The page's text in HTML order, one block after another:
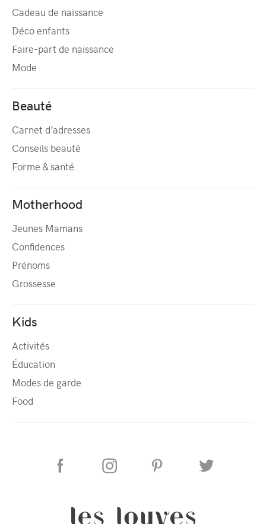
Cadeau de naissance
Déco enfants
Faire-part de naissance
Mode
Beauté
Carnet d’adresses
Conseils beauté
Forme & santé
Motherhood
Jeunes Mamans
Confidences
Prénoms
Grossesse
Kids
Activités
Éducation
Modes de garde
Food